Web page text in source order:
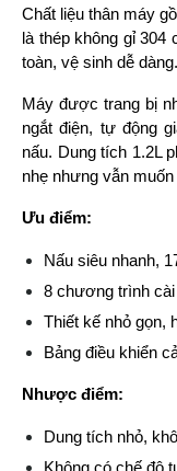
Chất liệu thân máy
là thép không gỉ 304
toàn, vệ sinh dễ dàng.
Máy được trang bị
ngắt điện, tự động
nấu. Dung tích 1.2L
nhẹ nhưng vẫn
Ưu điểm:
Nấu siêu nhanh,
8 chương trình
Thiết kế nhỏ gọn,
Bảng điều khiển
Nhược điểm:
Dung tích nhỏ,